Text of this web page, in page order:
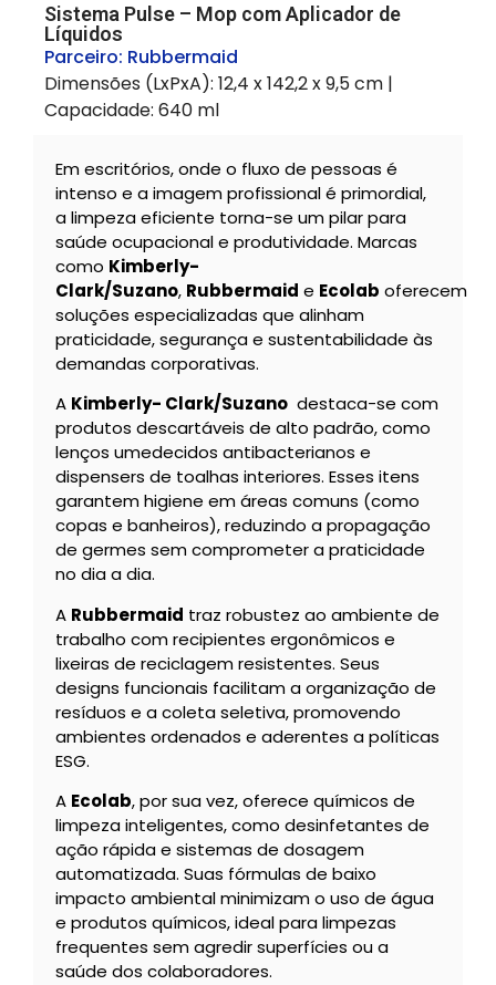
Sistema Pulse – Mop com Aplicador de
Líquidos
Parceiro: Rubbermaid
Dimensões (LxPxA): 12,4 x 142,2 x 9,5 cm |
Capacidade: 640 ml
Em escritórios, onde o fluxo de pessoas é
intenso e a imagem profissional é primordial,
a limpeza eficiente torna-se um pilar para
saúde ocupacional e produtividade. Marcas
como Kimberly-
Clark/Suzano, Rubbermaid e Ecolab oferecem
soluções especializadas que alinham
praticidade, segurança e sustentabilidade às
demandas corporativas.
A Kimberly- Clark/Suzano destaca-se com
produtos descartáveis de alto padrão, como
lenços umedecidos antibacterianos e
dispensers de toalhas interiores. Esses itens
garantem higiene em áreas comuns (como
copas e banheiros), reduzindo a propagação
de germes sem comprometer a praticidade
no dia a dia.
A Rubbermaid traz robustez ao ambiente de
trabalho com recipientes ergonômicos e
lixeiras de reciclagem resistentes. Seus
designs funcionais facilitam a organização de
resíduos e a coleta seletiva, promovendo
ambientes ordenados e aderentes a políticas
ESG.
A Ecolab, por sua vez, oferece químicos de
limpeza inteligentes, como desinfetantes de
ação rápida e sistemas de dosagem
automatizada. Suas fórmulas de baixo
impacto ambiental minimizam o uso de água
e produtos químicos, ideal para limpezas
frequentes sem agredir superfícies ou a
saúde dos colaboradores.